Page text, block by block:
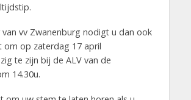
vv Zwanenburg nodigt u dan ook
om op zaterdag 17 april
te zijn bij de ALV van de
14.30u.